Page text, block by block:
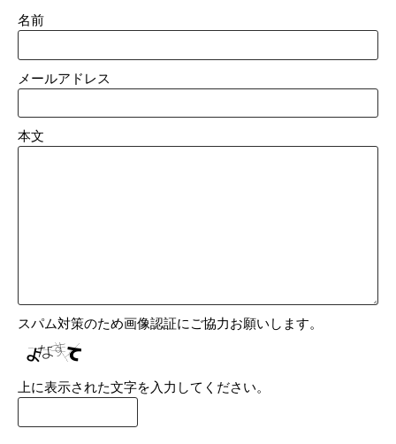
名前
メールアドレス
本文
スパム対策のため画像認証にご協力お願いします。
上に表示された文字を入力してください。